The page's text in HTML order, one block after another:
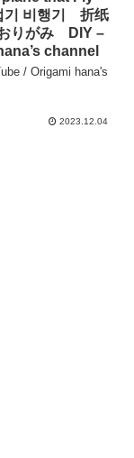
기 비행기 折纸
りがみ DIY –
channel
/ Origami hana's
2023.12.04